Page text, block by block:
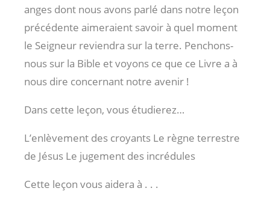
anges dont nous avons parlé dans notre leçon
précédente aimeraient savoir à quel moment
le Seigneur reviendra sur la terre. Penchons-
nous sur la Bible et voyons ce que ce Livre a à
nous dire concernant notre avenir !
Dans cette leçon, vous étudierez…
L’enlèvement des croyants Le règne terrestre
de Jésus Le jugement des incrédules
Cette leçon vous aidera à . . .